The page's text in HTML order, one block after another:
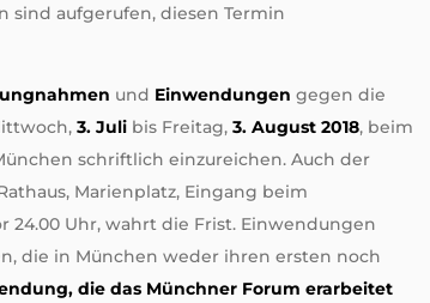
aufgerufen, diesen Termin
und Einwendungen gegen die
3. Juli bis Freitag,3. August 2018, beim
schriftlich einzureichen. Auch der
Marienplatz, Eingang beim
24.00 Uhr, wahrt die Frist. Einwendungen
die in München weder ihren ersten noch
die das Münchner Forum erarbeitet